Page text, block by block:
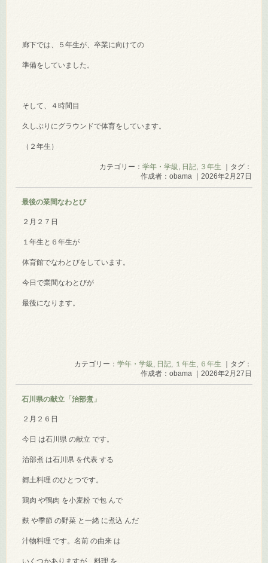
廊下では、５年生が、卒業に向けての
準備をしていました。
そして、４時間目
久しぶりにグラウンドで体育をしています。
（２年生）
カテゴリー： 学年・学級 , 日記, ３年生 ｜タグ：
作成者：obama ｜2026年2月27日
最後の業間なわとび
２月２７日
１年生と６年生が
体育館でなわとびをしています。
今日で業間なわとびが
最後になります。
カテゴリー： 学年・学級 日記, １年生 ６年生 ｜タグ：
作成者：obama ｜2026年2月27日
石川県の献立「治部煮」
２月２６日
今日 は石川県 の献立 です。
治部煮 は石川県 を代表 する
郷土料理 のひとつです。
鶏肉 や鴨肉 を小麦粉 で包 んで
麩 や季節 の野菜 と一緒 に煮込 んだ
汁物料理 です。名前 の由来 は
いくつかありますが、料理 を